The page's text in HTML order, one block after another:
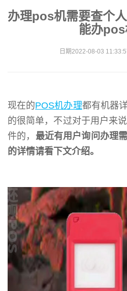
办理pos机需要查个
能办
日期2022-08-03
现在的POS机办理都有机器
的很简单，不过对于用户来
件的， 最近有用户询问办理
的详情请看下文介绍。